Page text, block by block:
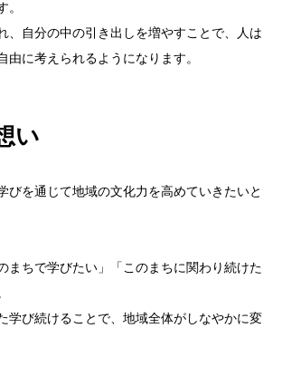
。
、自分の中の引き出しを増やすことで、人は
由に考えられるようになります。
い
びを通じて地域の文化力を高めていきたいと
まちで学びたい」「このまちに関わり続けた
学び続けることで、地域全体がしなやかに変